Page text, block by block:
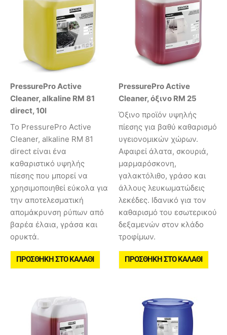
PressurePro Active
Cleaner, alkaline RM 81
direct, 10l
Το PressurePro Active
Cleaner, alkaline RM 81
direct είναι ένα
καθαριστικό υψηλής
πίεσης που μπορεί να
χρησιμοποιηθεί εύκολα για
την αποτελεσματική
απομάκρυνση ρύπων από
βαρέα έλαια, γράσα και
ορυκτά.
ΠΡΟΣΘΉΚΗ ΣΤΟ ΚΑΛΆΘΙ
PressurePro Active
Cleaner, όξινο RM 25
Όξινο προϊόν υψηλής
πίεσης για βαθύ καθαρισμό
υγειονομικών χώρων.
Αφαιρεί άλατα, σκουριά,
μαρμαρόσκονη,
γαλακτόλιθο, γράσο και
άλλους λευκωματώδεις
λεκέδες. Ιδανικό για τον
καθαρισμό του εσωτερικού
δεξαμενών στον κλάδο
τροφίμων.
ΠΡΟΣΘΉΚΗ ΣΤΟ ΚΑΛΆΘΙ